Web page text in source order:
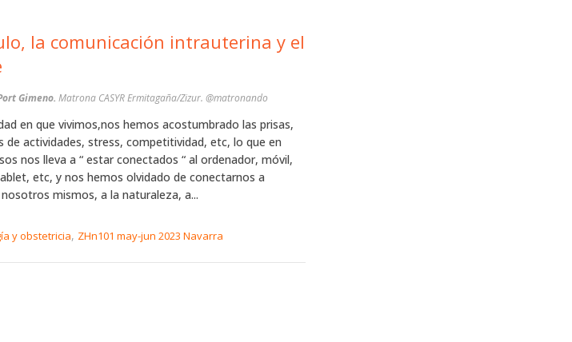
la comunicación intrauterina y el
Gimeno. Matrona CASYR Ermitagaña/Zizur. @matronando
en que vivimos,nos hemos acostumbrado las prisas,
de actividades, stress, competitividad, etc, lo que en
nos lleva a “ estar conectados “ al ordenador, móvil,
etc, y nos hemos olvidado de conectarnos a
mismos, a la naturaleza, a...
y obstetricia, ZHn101 may-jun 2023 Navarra